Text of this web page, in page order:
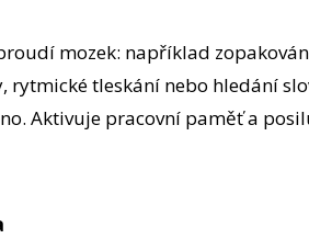
mozek: například
rytmické tleskání nebo hledání
Aktivuje pracovní paměť a